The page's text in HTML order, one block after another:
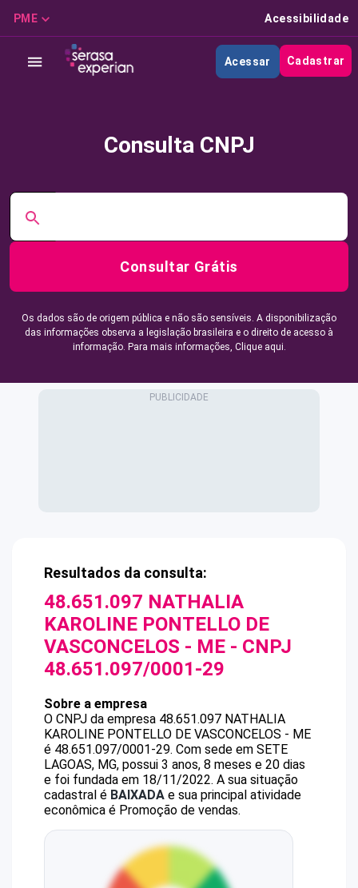
PME Acessibilidade
Acessar Cadastrar
Consulta CNPJ
Consultar Grátis
Os dados são de origem pública e não são sensíveis. A disponibilização
das informações observa a legislação brasileira e o direito de acesso à
informação. Para mais informações, Clique aqui.
Resultados da consulta:
48.651.097 NATHALIA
KAROLINE PONTELLO DE
VASCONCELOS - ME - CNPJ
48.651.097/0001-29
Sobre a empresa
O CNPJ da empresa 48.651.097 NATHALIA
KAROLINE PONTELLO DE VASCONCELOS - ME
é 48.651.097/0001-29. Com sede em SETE
LAGOAS, MG, possui 3 anos, 8 meses e 20 dias
e foi fundada em 18/11/2022. A sua situação
cadastral é BAIXADA e sua principal atividade
econômica é Promoção de vendas.